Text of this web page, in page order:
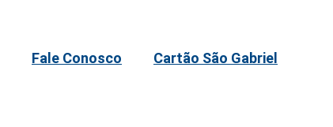
Fale Conosco Cartão São Gabriel